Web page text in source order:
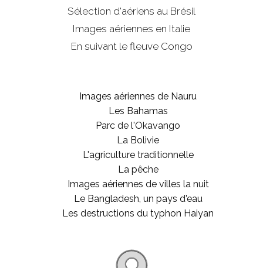
Sélection d'aériens au Brésil
Images aériennes en Italie
En suivant le fleuve Congo
Images aériennes de Nauru
Les Bahamas
Parc de l'Okavango
La Bolivie
L'agriculture traditionnelle
La pêche
Images aériennes de villes la nuit
Le Bangladesh, un pays d'eau
Les destructions du typhon Haiyan